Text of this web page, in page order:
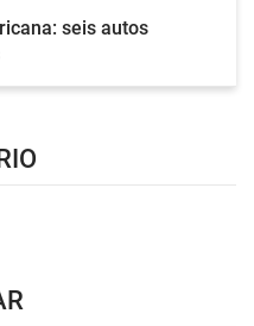
seis autos